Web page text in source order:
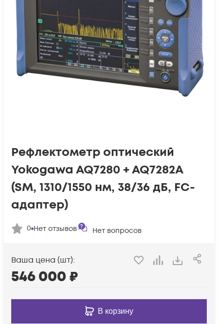
Рефлектометр оптический
Yokogawa AQ7280 + AQ7282A
(SM, 1310/1550 нм, 38/36 дБ, FC-
адаптер)
0 Нет отзывов Нет вопросов
Ваша цена (шт):
546 000 ₽
В корзину